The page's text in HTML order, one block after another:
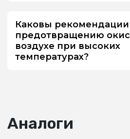
Каковы
предотвращению
воздухе при высоких
температурах?
Аналоги